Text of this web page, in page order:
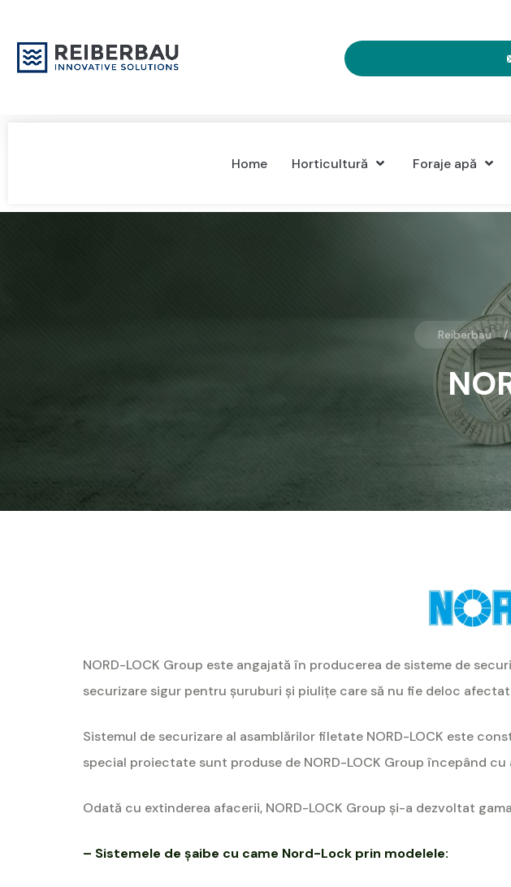
Home Horticultură Foraje apă
Reiberbau
NORD-LOCK Group este angajată în producerea de sisteme de
securizare sigur pentru şuruburi şi piuliţe care să nu fie deloc
Sistemul de securizare al asamblărilor filetate NORD-LOCK este
special proiectate sunt produse de NORD-LOCK Group începând cu
Odată cu extinderea afacerii, NORD-LOCK Group și-a dezvoltat
– Sistemele de șaibe cu came Nord-Lock prin modelele: